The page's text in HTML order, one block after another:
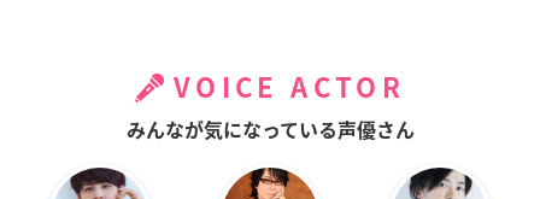
VOICE ACTOR
みんなが気になっている声優さん